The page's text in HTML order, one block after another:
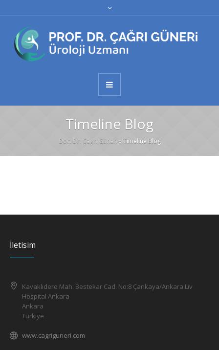
Timeline Blog
Doç. Dr. Çağrı Güneri »Timeline Blog
İletisim
Kavaklıdere Mah. Bestekar Cad. No:8 Çankaya/Ankara Liv
Hospital Ankara
Ankara
Türkiye
www.cagriguneri.com